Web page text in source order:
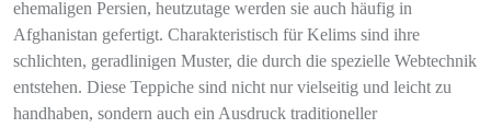
ehemaligen Persien, heutzutage werden sie auch häufig in
Afghanistan gefertigt. Charakteristisch für Kelims sind ihre
schlichten, geradlinigen Muster, die durch die spezielle Webtechnik
entstehen. Diese Teppiche sind nicht nur vielseitig und leicht zu
handhaben, sondern auch ein Ausdruck traditioneller